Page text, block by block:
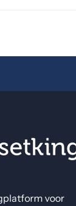
voor